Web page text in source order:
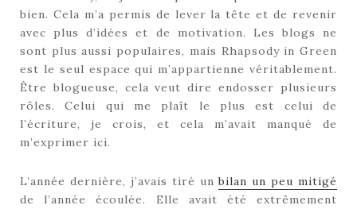
bien. Cela m’a permis de lever la tête et de revenir
avec plus d’idées et de motivation. Les blogs ne
sont plus aussi populaires, mais Rhapsody in Green
est le seul espace qui m’appartienne véritablement.
Être blogueuse, cela veut dire endosser plusieurs
rôles. Celui qui me plaît le plus est celui de
l’écriture, je crois, et cela m’avait manqué de
m’exprimer ici.
L’année dernière, j’avais tiré unbilan un peu mitigé
de l’année écoulée. Elle avait été extrêmement